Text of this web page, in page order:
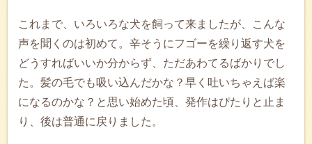
これまで、いろいろな犬を飼って来ましたが、こんな
声を聞くのは初めて。辛そうにフゴーを繰り返す犬を
どうすればいいか分からず、ただあわてるばかりでし
た。髪の毛でも吸い込んだかな？早く吐いちゃえば楽
になるのかな？と思い始めた頃、発作はぴたりと止ま
り、後は普通に戻りました。